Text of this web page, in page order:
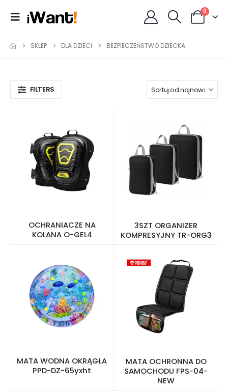
0
SKLEP DLA DZIECI BEZPIECZEŃSTWO DZIECKA
FILTERS
OCHRANIACZE NA
KOLANA O-GEL4
3SZT ORGANIZER
KOMPRESYJNY TR-ORG3
MATA WODNA OKRĄGŁA
PPD-DZ-65yxht
MATA OCHRONNA DO
SAMOCHODU FPS-04-
NEW